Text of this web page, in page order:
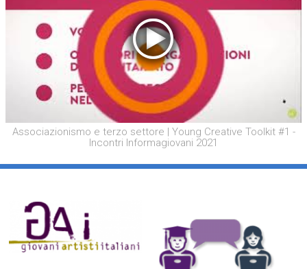
Associazionismo e terzo settore | Young Creative Toolkit #1 -
Incontri Informagiovani 2021